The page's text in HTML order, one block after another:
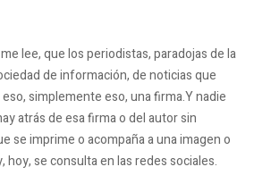
lee, que los periodistas, paradojas de la
de información, de noticias que
simplemente eso, una firma.Y nadie
atrás de esa firma o del autor sin
se imprime o acompaña a una imagen o
hoy, se consulta en las redes sociales.